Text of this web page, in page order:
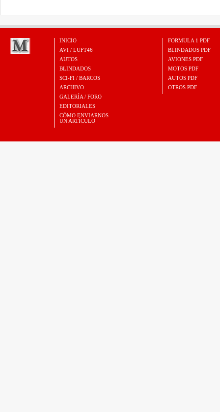
INICIO
AVI / LUFT46
AUTOS
BLINDADOS
SCI-FI / BARCOS
ARCHIVO
GALERÍA / FORO
EDITORIALES
CÓMO ENVIARNOS
UN ARTÍCULO
FORMULA 1 PDF
BLINDADOS PDF
AVIONES PDF
MOTOS PDF
AUTOS PDF
OTROS PDF